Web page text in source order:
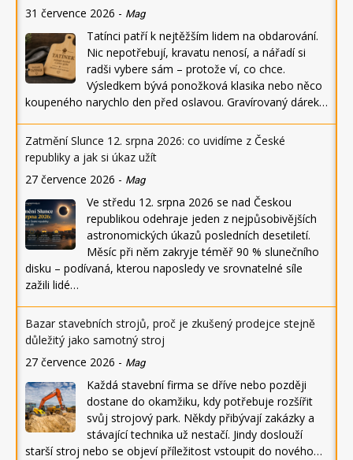
31 července 2026 - Mag
Tatínci patří k nejtěžším lidem na obdarování.
Nic nepotřebují, kravatu nenosí, a nářadí si
radši vybere sám – protože ví, co chce.
Výsledkem bývá ponožková klasika nebo něco
koupeného narychlo den před oslavou. Gravírovaný dárek…
Zatmění Slunce 12. srpna 2026: co uvidíme z České
republiky a jak si úkaz užít
27 července 2026 - Mag
Ve středu 12. srpna 2026 se nad Českou
republikou odehraje jeden z nejpůsobivějších
astronomických úkazů posledních desetiletí.
Měsíc při něm zakryje téměř 90 % slunečního
disku – podívaná, kterou naposledy ve srovnatelné síle
zažili lidé…
Bazar stavebních strojů, proč je zkušený prodejce stejně
důležitý jako samotný stroj
27 července 2026 - Mag
Každá stavební firma se dříve nebo později
dostane do okamžiku, kdy potřebuje rozšířit
svůj strojový park. Někdy přibývají zakázky a
stávající technika už nestačí. Jindy doslouží
starší stroj nebo se objeví příležitost vstoupit do nového…